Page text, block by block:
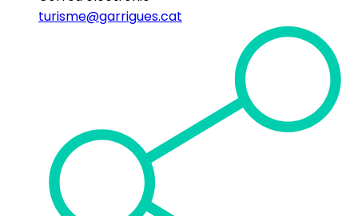
turisme@garrigues.cat